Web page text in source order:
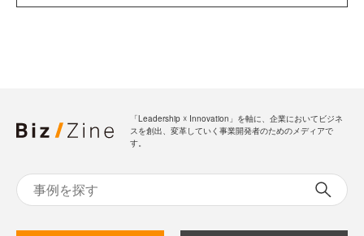
「Leadership ☓ Innovation」を軸に、企業においてビジネ
スを創出、変革していく事業開発者のためのメディアで
す。